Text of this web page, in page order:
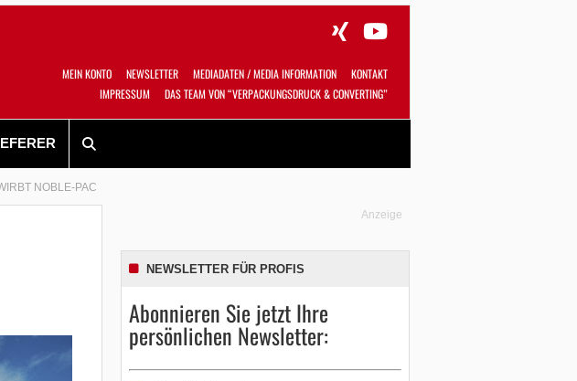
MEIN KONTO NEWSLETTER MEDIADATEN / MEDIA INFORMATION
KONTAKT
IMPRESSUM
DAS TEAM VON “VERPACKUNGSDRUCK & CONVERTING”
NOBLE-PAC
Anzeige
NEWSLETTER FÜR PROFIS
Abonnieren Sie jetzt Ihre
persönlichen Newsletter: